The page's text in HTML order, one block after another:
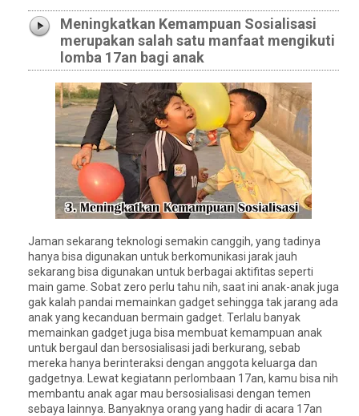
Meningkatkan Kemampuan Sosialisasi
merupakan salah satu manfaat mengikuti
lomba 17an bagi anak
Jaman sekarang teknologi semakin canggih, yang tadinya
hanya bisa digunakan untuk berkomunikasi jarak jauh
sekarang bisa digunakan untuk berbagai aktifitas seperti
main game. Sobat zero perlu tahu nih, saat ini anak-anak juga
gak kalah pandai memainkan gadget sehingga tak jarang ada
anak yang kecanduan bermain gadget. Terlalu banyak
memainkan gadget juga bisa membuat kemampuan anak
untuk bergaul dan bersosialisasi jadi berkurang, sebab
mereka hanya berinteraksi dengan anggota keluarga dan
gadgetnya. Lewat kegiatann perlombaan 17an, kamu bisa nih
membantu anak agar mau bersosialisasi dengan temen
sebaya lainnya. Banyaknya orang yang hadir di acara 17an